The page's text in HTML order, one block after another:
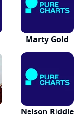
Marty Gold
Nelson Riddle